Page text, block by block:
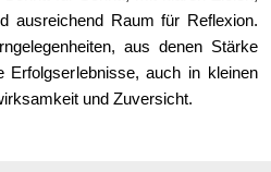
ausreichend Raum für Reflexion.
aus denen Stärke
Erfolgserlebnisse, auch in kleinen
und Zuversicht.